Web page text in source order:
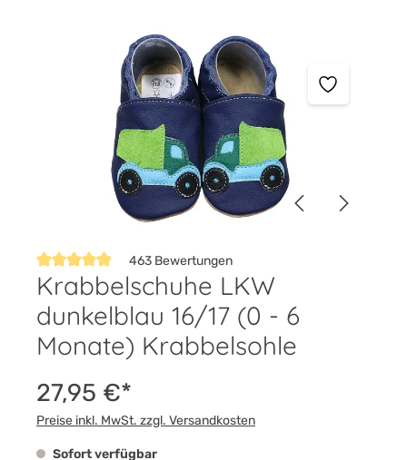
Bildergalerie überspringen
Durchschnittliche Bewertung von 4.9 von 5 Sternen
463 Bewertungen
Krabbelschuhe LKW
dunkelblau 16/17 (0 - 6
Monate) Krabbelsohle
27,95 €*
Preise inkl. MwSt. zzgl. Versandkosten
Sofort verfügbar